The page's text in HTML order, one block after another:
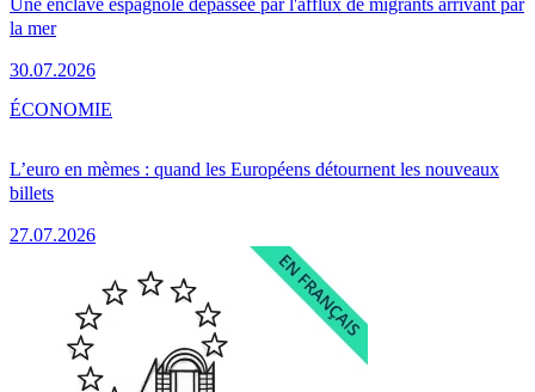
Une enclave espagnole dépassée par l'afflux de migrants arrivant par
la mer
30.07.2026
L’euro en mèmes : quand les Européens détournent les nouveaux
billets
27.07.2026
ÉCONOMIE